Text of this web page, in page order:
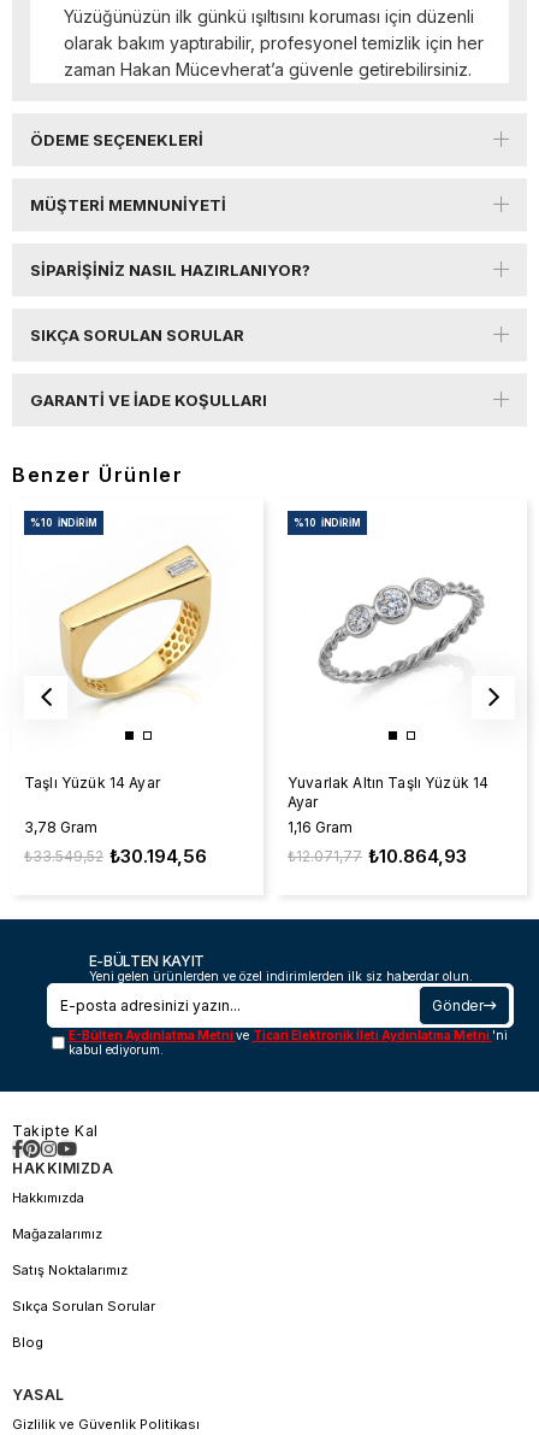
Yüzüğünüzün ilk günkü ışıltısını koruması için düzenli
olarak bakım yaptırabilir, profesyonel temizlik için her
zaman Hakan Mücevherat’a güvenle getirebilirsiniz.
ÖDEME SEÇENEKLERI
MÜŞTERI MEMNUNIYETI
SIPARIŞINIZ NASIL HAZIRLANIYOR?
SIKÇA SORULAN SORULAR
GARANTI VE İADE KOŞULLARI
Benzer Ürünler
Taşlı Yüzük 14 Ayar
3,78 Gram
₺30.194,56
₺33.549,52
%10 İNDIRIM
Yuvarlak Altın Taşlı Yüzük 14
Ayar
1,16 Gram
₺10.864,93
₺12.071,77
%10 İNDIRIM
E-BÜLTEN KAYIT
Yeni gelen ürünlerden ve özel indirimlerden ilk siz haberdar olun.
Gönder
E-Bülten Aydınlatma Metnive Ticari Elektronik İleti Aydınlatma Metni 'ni
kabul ediyorum.
Takipte Kal
HAKKIMIZDA
Hakkımızda
Mağazalarımız
Satış Noktalarımız
Sıkça Sorulan Sorular
Blog
YASAL
Gizlilik ve Güvenlik Politikası